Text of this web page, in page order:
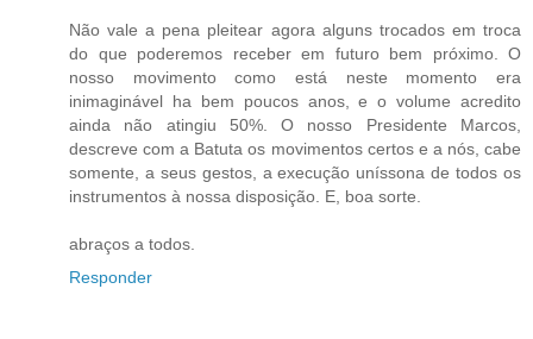
Não vale a pena pleitear agora alguns trocados em troca
do que poderemos receber em futuro bem próximo. O
nosso movimento como está neste momento era
inimaginável ha bem poucos anos, e o volume acredito
ainda não atingiu 50%. O nosso Presidente Marcos,
descreve com a Batuta os movimentos certos e a nós, cabe
somente, a seus gestos, a execução uníssona de todos os
instrumentos à nossa disposição. E, boa sorte.
abraços a todos.
Responder